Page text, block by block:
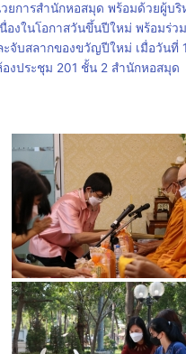
ยการสำนักหอสมุด พร้อมด้วยผู้บริ
องในโอกาสวันขึ้นปีใหม่ พร้อมร่ว
ะจับสลากของขวัญปีใหม่ เมื่อวันที่
งประชุม 201 ชั้น 2 สำนักหอสมุด